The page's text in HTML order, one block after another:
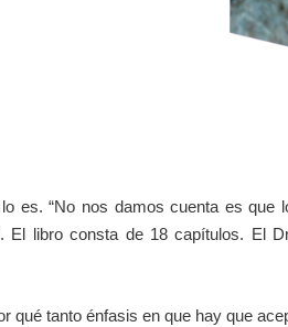
es. “No nos damos cuenta es que
El libro consta de 18 capítulos. El
qué tanto énfasis en que hay que